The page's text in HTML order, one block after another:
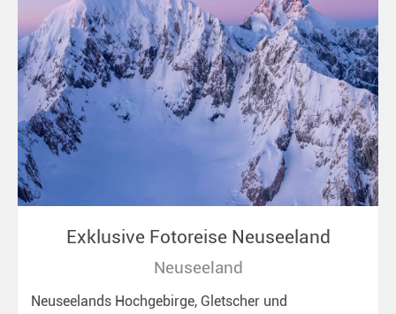
Exklusive Fotoreise Neuseeland
Neuseeland
Neuseelands Hochgebirge, Gletscher und